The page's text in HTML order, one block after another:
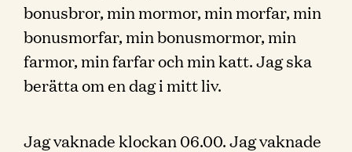
bonusbror, min mormor, min morfar, min
bonusmorfar, min bonusmormor, min
farmor, min farfar och min katt. Jag ska
berätta om en dag i mitt liv.
Jag vaknade klockan 06.00. Jag vaknade